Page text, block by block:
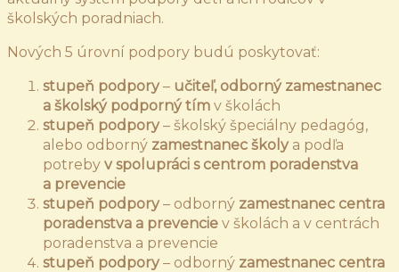
školských poradniach.
Nových 5 úrovní podpory budú poskytovať:
stupeň podpory– učiteľ, odborný zamestnanec
a školský podporný tím v školách
stupeň podpory– školský špeciálny pedagóg,
alebo odborný zamestnanec školya podľa
potreby v spolupráci s centrom poradenstva
a prevencie
stupeň podpory– odborný zamestnanec centra
poradenstva a prevencie v školách a v centrách
poradenstva a prevencie
stupeň podpory– odborný zamestnanec centra